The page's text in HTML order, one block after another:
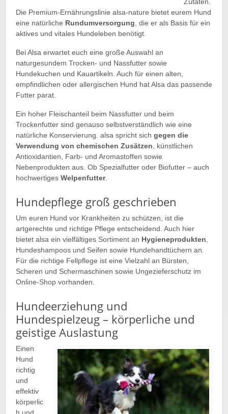
Zutaten.
Die Premium-Ernährungslinie alsa-nature bietet eurem Hund
eine natürliche Rundumversorgung , die er als Basis für ein
aktives und vitales Hundeleben benötigt.
Bei Alsa erwartet euch eine große Auswahl an
naturgesundem Trocken- und Nassfutter sowie
Hundekuchen und Kauartikeln. Auch für einen alten,
empfindlichen oder allergischen Hund hat Alsa das passende
Futter parat.
Ein hoher Fleischanteil beim Nassfutter und beim
Trockenfutter sind genauso selbstverständlich wie eine
natürliche Konservierung. alsa spricht sich gegen die
Verwendung von chemischen Zusätzen , künstlichen
Antioxidantien, Farb- und Aromastoffen sowie
Nebenprodukten aus. Ob Spezialfutter oder Biofutter – auch
hochwertiges Welpenfutter.
Hundepflege groß geschrieben
Um euren Hund vor Krankheiten zu schützen, ist die
artgerechte und richtige Pflege entscheidend. Auch hier
bietet alsa ein vielfältiges Sortiment an Hygieneprodukten
Hundeshampoos und Seifen sowie Hundehandtüchern an.
Für die richtige Fellpflege ist eine Vielzahl an Bürsten,
Scheren und Schermaschinen sowie Ungezieferschutz im
Online-Shop vorhanden.
Hundeerziehung und
Hundespielzeug – körperliche und
geistige Auslastung
Einen
Hund
richtig
und
effektiv
körperlic